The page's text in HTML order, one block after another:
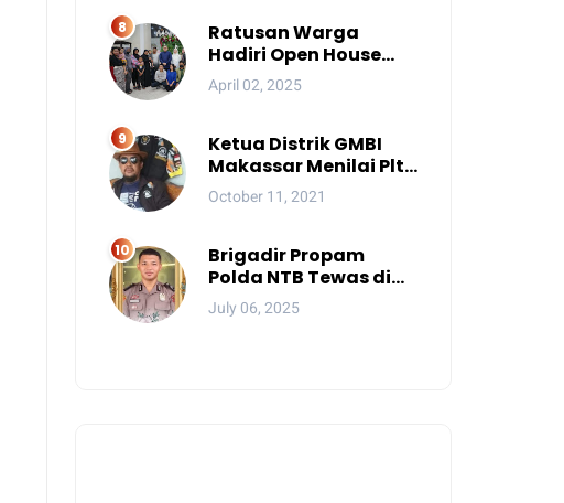
Ratusan Warga
Hadiri Open House
Wali Kota Makassar
April 02, 2025
Ketua Distrik GMBI
Makassar Menilai Plt.
Kasatpol PP
Makassar Melanggar
October 11, 2021
Brigadir Propam
Polda NTB Tewas di
Gili Trawangan, Tiga
Tersangka Termasuk
July 06, 2025